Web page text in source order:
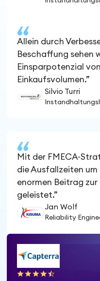
Allein durch
Beschaffung sehen
Einsparpotenzial
Einkaufsvolumen.”
Silvio Turri
Mit der FMECA-
die Ausfallzeiten
enormen Beitrag
geleistet.”
Jan Wolf
Reliability